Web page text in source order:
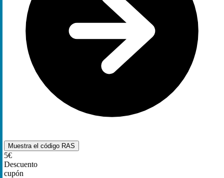
Muestra el código RAS
5€
Descuento
cupón